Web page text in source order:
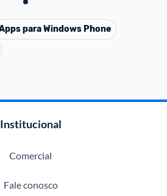
para Windows Phone
Institucional
Comercial
Fale conosco